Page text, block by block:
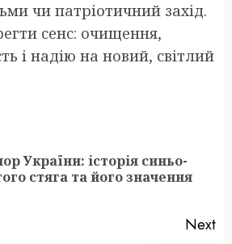
чи патріотичний захід.
сенс: очищення,
і надію на новий, світлий
України: історія синьо-
стяга та його значення
Next